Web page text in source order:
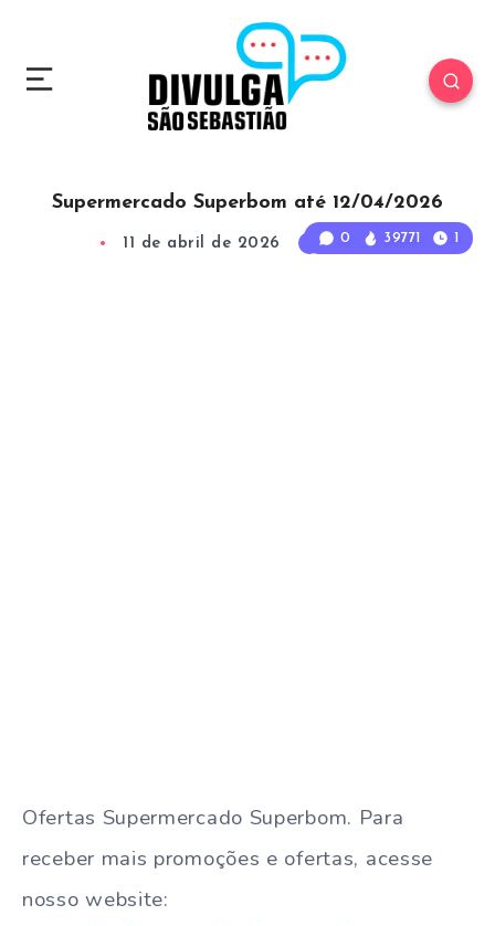
0 39771 1
Supermercado Superbom até 12/04/2026
11 de abril de 2026 Min Read
Ofertas Supermercado Superbom. Para
receber mais promoções e ofertas, acesse
nosso website: